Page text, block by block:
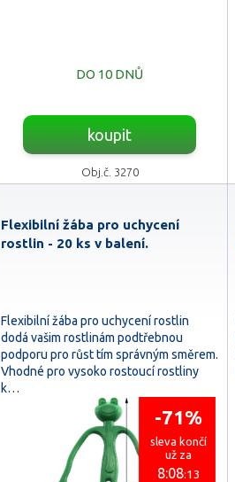
DO 10 DNŮ
koupit
Obj.č. 3270
Flexibilní žába pro uchycení
rostlin - 20 ks v balení.
Flexibilní žába pro uchycení rostlin
dodá vašim rostlinám podtřebnou
podporu pro růst tím správným směrem.
Vhodné pro vysoko rostoucí rostliny
k…
-71%
sleva končí
už za
8:08:11